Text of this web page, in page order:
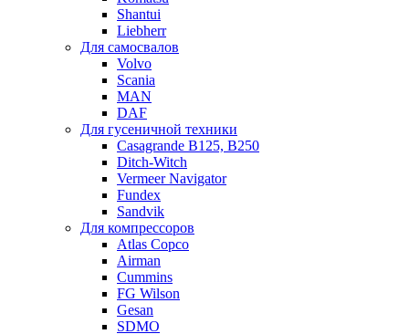
Shantui
Liebherr
Для самосвалов
Volvo
Scania
MAN
DAF
Для гусеничной техники
Casagrande B125, B250
Ditch-Witch
Vermeer Navigator
Fundex
Sandvik
Для компрессоров
Atlas Copco
Airman
Cummins
FG Wilson
Gesan
SDMO